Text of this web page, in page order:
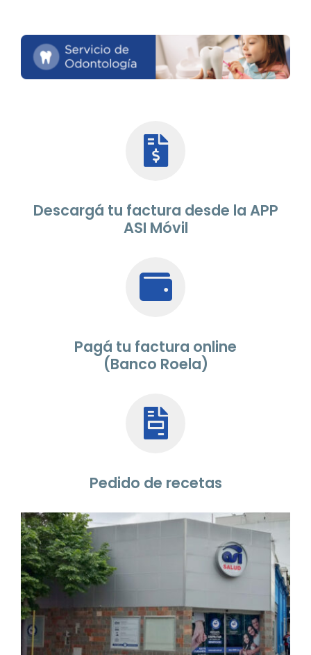
Descargá tu factura desde la APP
ASI Móvil
Pagá tu factura online
(Banco Roela)
Pedido de recetas